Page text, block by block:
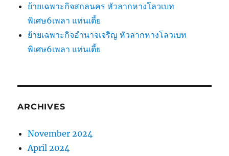
ย้ายเฉพาะกิจสกลนคร หัวลากหางโลวเบท
พิเศษ6เพลา แท่นเตี้ย
ย้ายเฉพาะกิจอำนาจเจริญ หัวลากหางโลวเบท
พิเศษ6เพลา แท่นเตี้ย
ARCHIVES
November 2024
April 2024